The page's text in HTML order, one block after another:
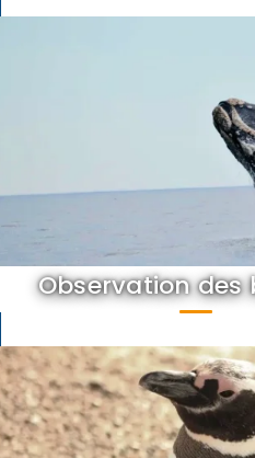
Observation des